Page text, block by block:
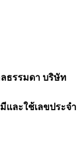
ธรรมดา บริษัท
และใช้เลขประจำ